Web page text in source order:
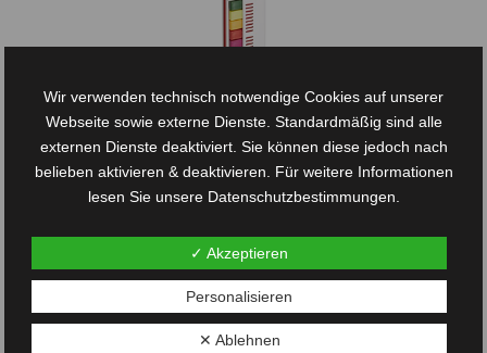
Amazon.de
Triola 12 Seydel 70120 | Blasharmonika mit 12 Tönen inkl.
Spielanleitung mit...
Jetzt kaufen
Wir verwenden technisch notwendige Cookies auf unserer
Webseite sowie externe Dienste. Standardmäßig sind alle
externen Dienste deaktiviert. Sie können diese jedoch nach
belieben aktivieren & deaktivieren. Für weitere Informationen
lesen Sie unsere Datenschutzbestimmungen.
✓ Akzeptieren
Personalisieren
✕ Ablehnen